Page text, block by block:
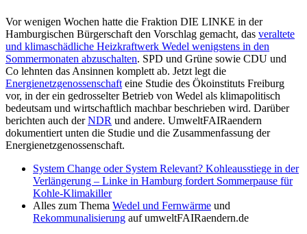
Vor wenigen Wochen hatte die Fraktion DIE LINKE in der
Hamburgischen Bürgerschaft den Vorschlag gemacht, das veraltete
und klimaschädliche Heizkraftwerk Wedel wenigstens in den
Sommermonaten abzuschalten. SPD und Grüne sowie CDU und
Co lehnten das Ansinnen komplett ab. Jetzt legt die
Energienetzgenossenschaft eine Studie des Ökoinstituts Freiburg
vor, in der ein gedrosselter Betrieb von Wedel als klimapolitisch
bedeutsam und wirtschaftlich machbar beschrieben wird. Darüber
berichten auch derNDR und andere. UmweltFAIRaendern
dokumentiert unten die Studie und die Zusammenfassung der
Energienetzgenossenschaft.
System Change oder System Relevant? Kohleausstiege in der
Verlängerung – Linke in Hamburg fordert Sommerpause für
Kohle-Klimakiller
Alles zum Thema Wedel und Fernwärme und
Rekommunalisierung auf umweltFAIRaendern.de